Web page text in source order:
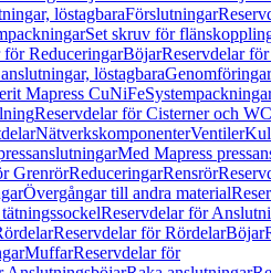
löstagbaraFörslutningar
Set skruv för
för ReduceringarBöjarReservdelar
löstagbaraGenomföringar
Mapress CuNiFe
Reservdelar för Cisterner och
NätverkskomponenterVentiler
Med Mapress
GrenrörReduceringarRensrör
Övergångar till andra material
Reservdelar för
Reservdelar för RördelarBöjar
MuffarReservdelar för